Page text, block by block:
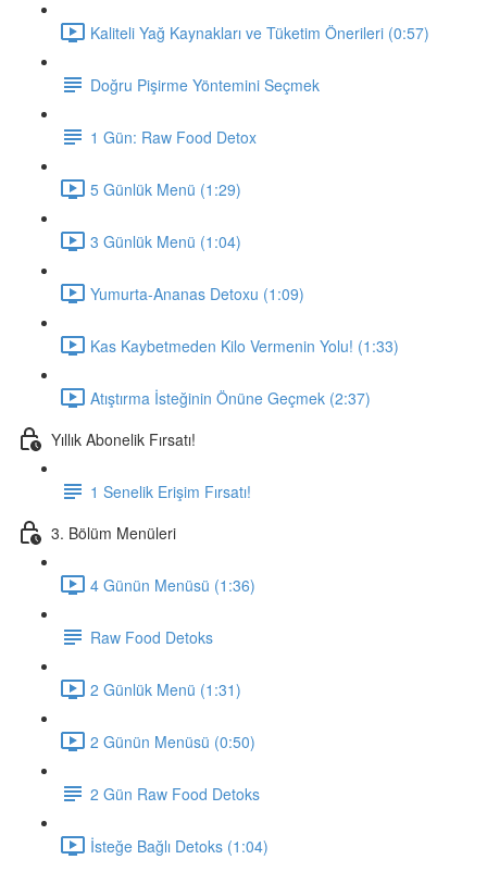
Kaliteli Yağ Kaynakları ve Tüketim Önerileri (0:57)
Doğru Pişirme Yöntemini Seçmek
1 Gün: Raw Food Detox
5 Günlük Menü (1:29)
3 Günlük Menü (1:04)
Yumurta-Ananas Detoxu (1:09)
Kas Kaybetmeden Kilo Vermenin Yolu! (1:33)
Atıştırma İsteğinin Önüne Geçmek (2:37)
Yıllık Abonelik Fırsatı!
1 Senelik Erişim Fırsatı!
3. Bölüm Menüleri
4 Günün Menüsü (1:36)
Raw Food Detoks
2 Günlük Menü (1:31)
2 Günün Menüsü (0:50)
2 Gün Raw Food Detoks
İsteğe Bağlı Detoks (1:04)